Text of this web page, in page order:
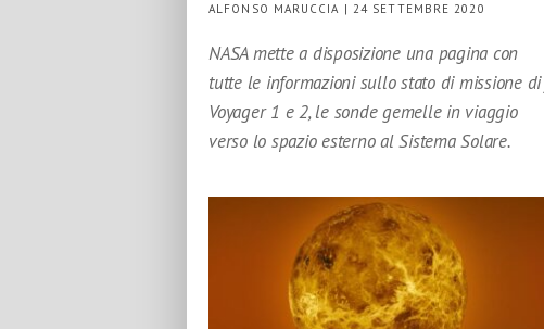
ALFONSO MARUCCIA | 24 SETTEMBRE 2020
NASA mette a disposizione una pagina con
tutte le informazioni sullo stato di missione di
Voyager 1 e 2, le sonde gemelle in viaggio
verso lo spazio esterno al Sistema Solare.